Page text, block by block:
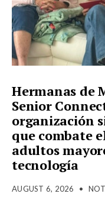
Hermanas de
Senior
organización
que combate
adultos
tecnología
AUGUST 6, 2026 •